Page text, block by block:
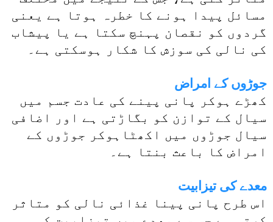
مسائل پیدا ہونے کا خطرہ ہوتا ہے یعنی
گردوں کو نقصان پہنچ سکتا ہے یا پیشاب
کی نالی کی سوزش کا شکار ہوسکتی ہے۔
جوڑوں کے امراض
کھڑے ہوکر پانی پینے کی عادت جسم میں
سیال کے توازن کو بگاڑتی ہے اور اضافی
سیال جوڑوں میں اکھٹاہوکر جوڑوں کے
امراض کا باعث بنتا ہے۔
معدے کی تیزابیت
اس طرح پانی پینا غذائی نالی کو متاثر